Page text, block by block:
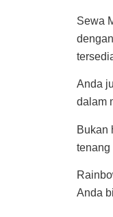
Sewa
Anda
dalam
Bukan
tenang
Anda